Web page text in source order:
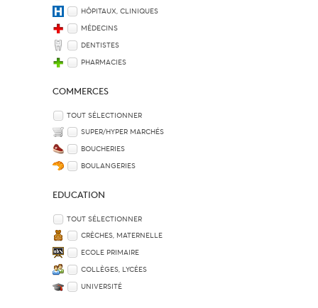
HÔPITAUX, CLINIQUES
MÉDECINS
DENTISTES
PHARMACIES
COMMERCES
TOUT SÉLECTIONNER
SUPER/HYPER MARCHÉS
BOUCHERIES
BOULANGERIES
EDUCATION
TOUT SÉLECTIONNER
CRÈCHES, MATERNELLE
ECOLE PRIMAIRE
COLLÈGES, LYCÉES
UNIVERSITÉ